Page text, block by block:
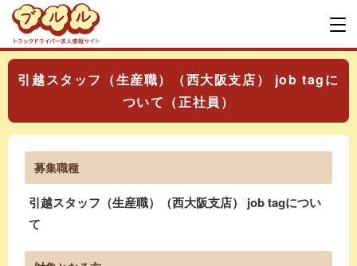
引越スタッフ（生産職）（西大阪支店） job tagに
ついて（正社員）
募集職種
引越スタッフ（生産職）（西大阪支店） job tagについ
て